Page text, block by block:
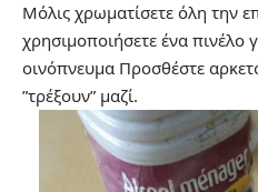
Μόλις χρωματίσετε όλη την
χρησιμοποιήσετε ένα πινέλο
οινόπνευμα Προσθέστε
”τρέξουν” μαζί.